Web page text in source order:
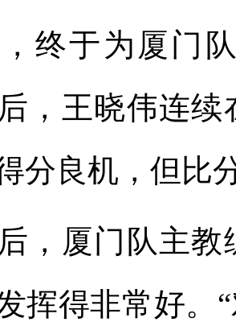
终于为厦门
，王晓伟连
分良机，但比
厦门队主教
挥得非常好。